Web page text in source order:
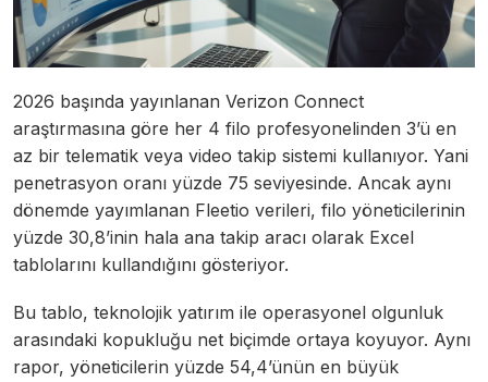
2026 başında yayınlanan Verizon Connect
araştırmasına göre her 4 filo profesyonelinden 3’ü en
az bir telematik veya video takip sistemi kullanıyor. Yani
penetrasyon oranı yüzde 75 seviyesinde. Ancak aynı
dönemde yayımlanan Fleetio verileri, filo yöneticilerinin
yüzde 30,8’inin hala ana takip aracı olarak Excel
tablolarını kullandığını gösteriyor.
Bu tablo, teknolojik yatırım ile operasyonel olgunluk
arasındaki kopukluğu net biçimde ortaya koyuyor. Aynı
rapor, yöneticilerin yüzde 54,4’ünün en büyük